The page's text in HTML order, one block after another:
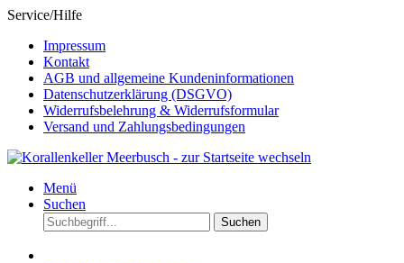
Service/Hilfe
Impressum
Kontakt
AGB und allgemeine Kundeninformationen
Datenschutzerklärung (DSGVO)
Widerrufsbelehrung & Widerrufsformular
Versand und Zahlungsbedingungen
Menü
Suchen
Suchen